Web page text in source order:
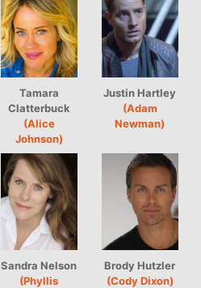
Tamara
Clatterbuck
(Alice
Johnson)
Justin Hartley
(Adam
Newman)
Sandra Nelson
(Phyllis
Brody Hutzler
(Cody Dixon)